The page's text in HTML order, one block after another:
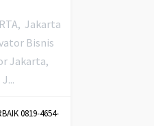
Jakarta
Bisnis
Jakarta,
0819-4654-